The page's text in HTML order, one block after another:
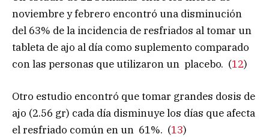
noviembre y febrero encontró una disminución
del 63% de la incidencia de resfriados al tomar un
tableta de ajo al día como suplemento comparado
con las personas que utilizaron un placebo. (12)
Otro estudio encontró que tomar grandes dosis de
ajo (2.56 gr) cada día disminuye los días que afecta
el resfriado común en un 61%. (13)